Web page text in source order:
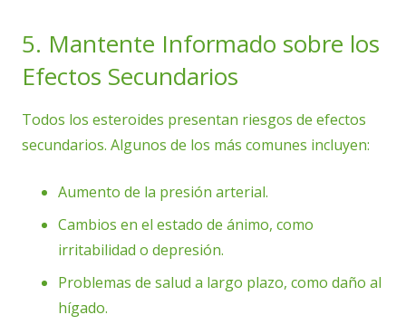
5. Mantente Informado sobre los
Efectos Secundarios
Todos los esteroides presentan riesgos de efectos
secundarios. Algunos de los más comunes incluyen:
Aumento de la presión arterial.
Cambios en el estado de ánimo, como
irritabilidad o depresión.
Problemas de salud a largo plazo, como daño al
hígado.